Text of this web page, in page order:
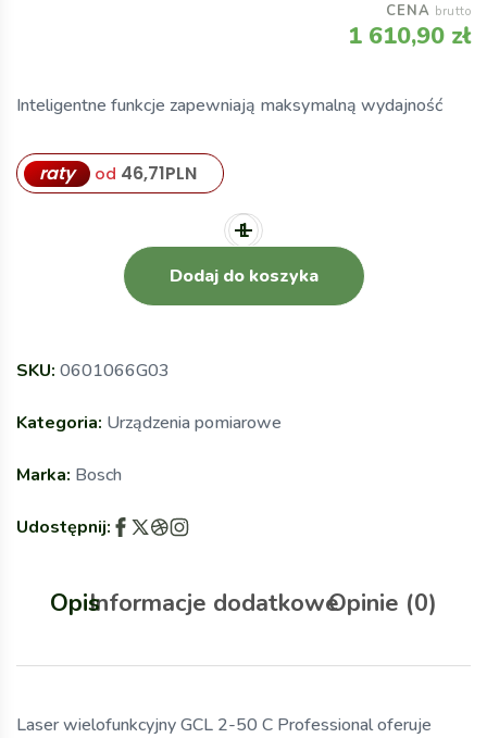
CENA brutto
1 610,90 zł
Inteligentne funkcje zapewniają maksymalną wydajność
raty od 46,71PLN
Dodaj do koszyka
SKU: 0601066G03
Kategoria: Urządzenia pomiarowe
Marka: Bosch
Udostępnij:
OpisInformacje dodatkoweOpinie (0)
Laser wielofunkcyjny GCL 2-50 C Professional oferuje